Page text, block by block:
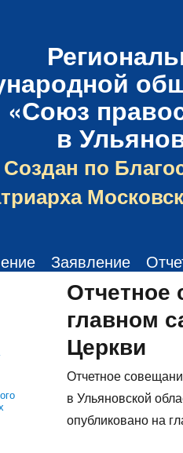
«Союз
в
Создан по
Заявление
Отчетное
главном
Церкви
Отчетное
в Ульяновской
опубликовано на